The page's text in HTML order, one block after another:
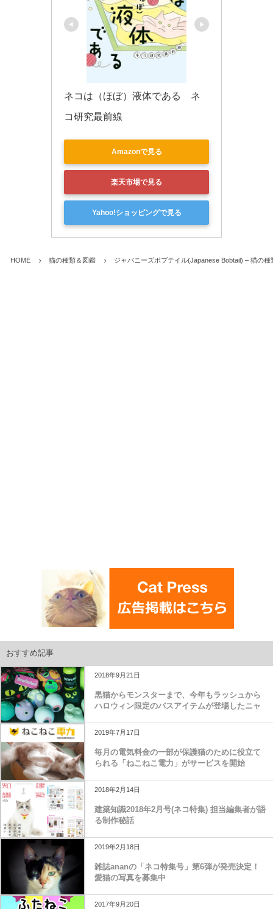
ネコは（ほぼ）液体である　ネ
コ研究最前線
Amazonで見る
楽天市場で見る
Yahoo!ショッピングで見る
HOME 猫の種類＆図鑑 ジャパニーズボブテイル(Japanese Bobtail) – 猫の種
おすすめ記事
2018年9月21日
黒猫からモンスターまで、今年もラッシュから
ハロウィン限定のバスアイテムが登場したニャ
2019年7月17日
毎月の電気料金の一部が保護猫のために役立て
られる「ねこねこ電力」がサービスを開始
2018年2月14日
建築知識2018年2月号(ネコ特集) 担当編集者が語
る制作秘話
2019年2月18日
雑誌ananの「ネコ特集号」第6弾が発売決定！
愛猫の写真を募集中
2017年9月20日